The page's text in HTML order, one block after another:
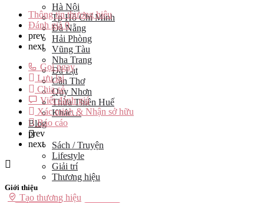
Hà Nội
Tp Hồ Chí Minh
Đà Nẵng
Hải Phòng
Vũng Tàu
Nha Trang
Đà Lạt
Cần Thơ
Quy Nhơn
Thừa Thiên Huế
Khác…
Blog
Sách / Truyện
Lifestyle
Giải trí
Thương hiệu
Tạo thương hiệu
Thông tin thương hiệu
Đánh giá0
prev
next
Gọi ngay
Lưu lại
Chia sẻ
Viết đánh giá
Xác minh & Nhận sở hữu
Báo cáo
prev
next
Giới thiệu